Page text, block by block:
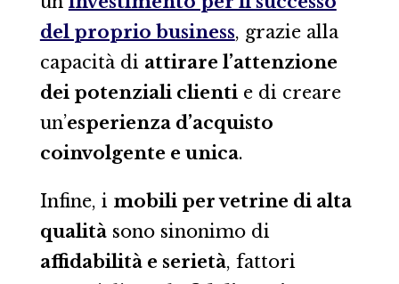
del proprio business, grazie alla
capacità di attirare l’attenzione
dei potenziali clientie di creare
un’esperienza d’acquisto
coinvolgente e unica.
Infine, i mobili per vetrine di alta
qualitàsono sinonimo di
affidabilità e serietà, fattori